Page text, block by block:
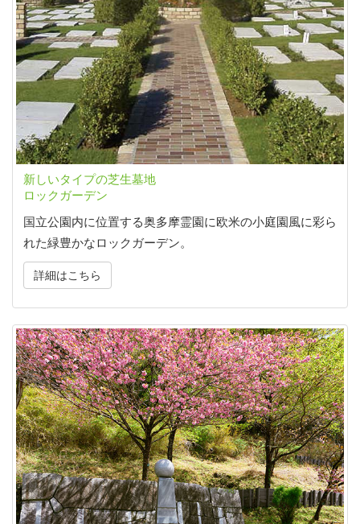
新しいタイプの芝生墓地
ロックガーデン
国立公園内に位置する奥多摩霊園に欧米の小庭園風に彩ら
れた緑豊かなロックガーデン。
詳細はこちら